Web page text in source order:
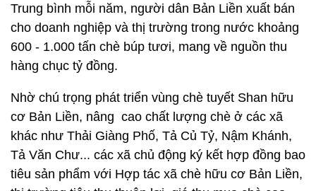
Trung bình mỗi năm, người dân Bản Liền xuất bán
cho doanh nghiệp và thị trường trong nước khoảng
600 - 1.000 tấn chè búp tươi, mang về nguồn thu
hàng chục tỷ đồng.
Nhờ chú trọng phát triển vùng chè tuyết Shan hữu
cơ Bản Liền, nâng cao chất lượng chè ở các xã
khác như Thải Giàng Phố, Tả Củ Tỷ, Nậm Khánh,
Tả Văn Chư... các xã chủ động ký kết hợp đồng bao
tiêu sản phẩm với Hợp tác xã chè hữu cơ Bản Liền,